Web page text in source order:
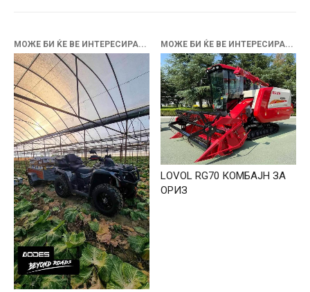
МОЖЕ БИ ЌЕ ВЕ ИНТЕРЕСИРА... МОЖЕ БИ ЌЕ ВЕ ИНТЕРЕСИРА...
LOVOL RG70 КОМБАЈН ЗА
ОРИЗ